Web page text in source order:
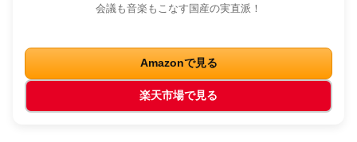
会議も音楽もこなす国産の実直派！
Amazonで見る
楽天市場で見る